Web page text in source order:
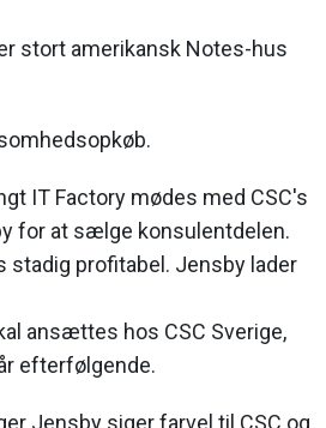
stort amerikansk Notes-hus
IT Factory mødes med CSC's
for at sælge konsulentdelen.
stadig profitabel. Jensby lader
ansættes hos CSC Sverige,
efterfølgende.